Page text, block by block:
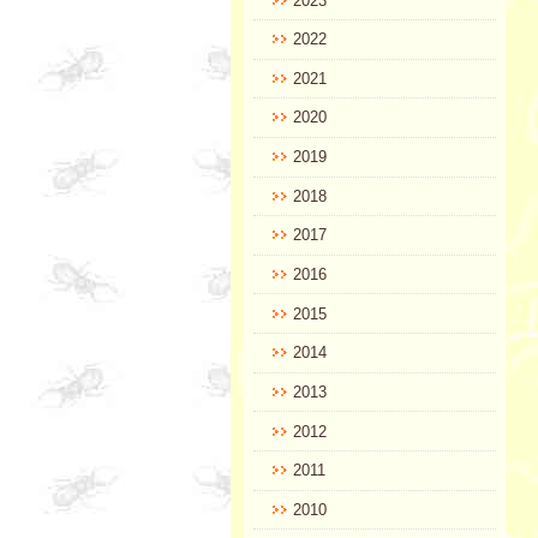
2022
2021
2020
2019
2018
2017
2016
2015
2014
2013
2012
2011
2010